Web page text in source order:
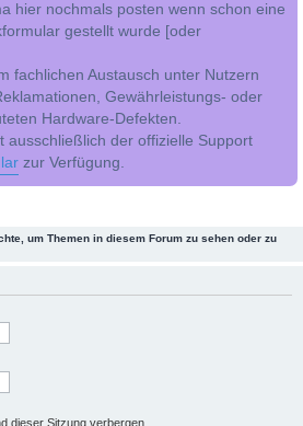
hier nochmals posten wenn schon eine
gestellt wurde [oder
fachlichen Austausch unter Nutzern
Gewährleistungs- oder
Hardware-Defekten.
ausschließlich der offizielle Support
zur Verfügung.
um Themen in diesem Forum zu sehen oder zu
dieser Sitzung verbergen